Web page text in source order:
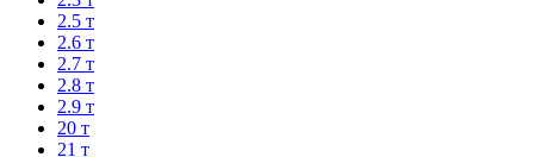
2.5 т
2.6 т
2.7 т
2.8 т
2.9 т
20 т
21 т